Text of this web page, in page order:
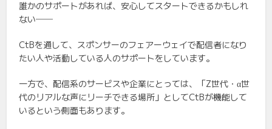
誰かのサポートがあれば、安心してスタートできるかもしれ
ない──
CtBを通して、スポンサーのフェアーウェイで配信者になり
たい人や活動している人のサポートをしています。
一方で、配信系のサービスや企業にとっては、「Z世代・α世
代のリアルな声にリーチできる場所」としてCtBが機能して
いるという側面もあります。